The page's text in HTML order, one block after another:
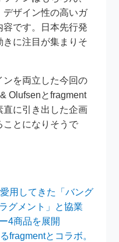
デザイン性の高いガ
容です。日本先行発
に注目が集まりそ
ンを両立した今回の
Olufsenとfragment
に引き出した企画
ことになりそうで
用してきた「バング
グメント」と協業
4商品を展開
fragmentとコラボ。